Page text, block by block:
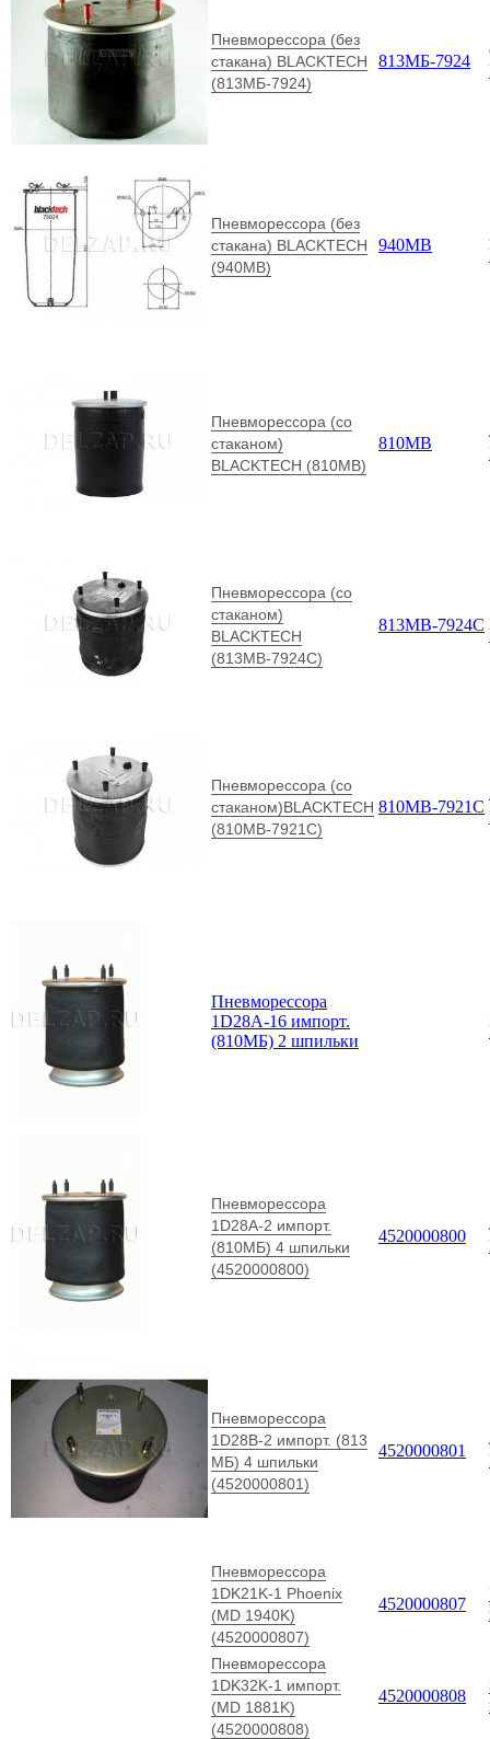
Пневморессора (без
стакана) BLACKTECH
(813МБ-7924)
813МБ-7924
Пневморессора (без
стакана) BLACKTECH
(940МВ)
940МВ
Пневморессора (со
стаканом)
BLACKTECH (810MB)
810MB
Пневморессора (со
стаканом)
BLACKTECH
(813МВ-7924С)
813МВ-7924С
Пневморессора (со
стаканом)BLACKTECH
(810МВ-7921С)
810МВ-7921С
Пневморессора
1D28A-16 импорт.
(810МБ) 2 шпильки
Пневморессора
1D28A-2 импорт.
(810МБ) 4 шпильки
(4520000800)
4520000800
Пневморессора
1D28B-2 импорт. (813
МБ) 4 шпильки
(4520000801)
4520000801
Пневморессора
1DK21K-1 Phoenix
(MD 1940K)
(4520000807)
4520000807
Пневморессора
1DK32K-1 импорт.
(MD 1881K)
(4520000808)
4520000808